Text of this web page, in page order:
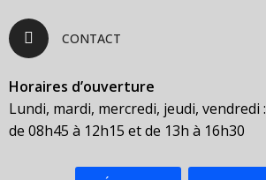
CONTACT
Horaires d’ouverture
Lundi, mardi, mercredi, jeudi, vendredi :
de 08h45 à 12h15 et de 13h à 16h30